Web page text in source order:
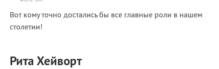
Вот кому точно достались бы все главные роли в нашем
столетии!
Рита Хейворт